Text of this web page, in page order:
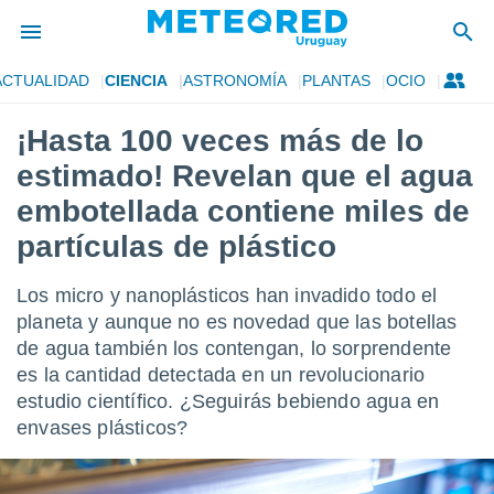
de
ha
para
la
que se
a este
las
y
forma
digital
basada
CIENCIA ASTRONOMÍA PLANTAS OCIO
¡Hasta 100 veces más de lo
estimado! Revelan que el agua
embotellada contiene miles de
partículas de plástico
Los micro y nanoplásticos han invadido todo el
planeta y aunque no es novedad que las botellas
de agua también los contengan, lo sorprendente
es la cantidad detectada en un revolucionario
estudio científico. ¿Seguirás bebiendo agua en
envases plásticos?